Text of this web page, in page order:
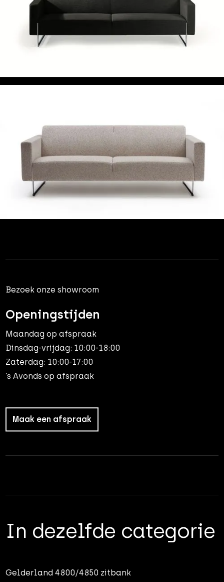
Bezoek onze showroom
Openingstijden
Maandag op afspraak
Dinsdag-vrijdag: 10:00-18:00
Zaterdag: 10:00-17:00
’s Avonds op afspraak
Maak een afspraak
In dezelfde categorie
Gelderland 4800/4850 zitbank